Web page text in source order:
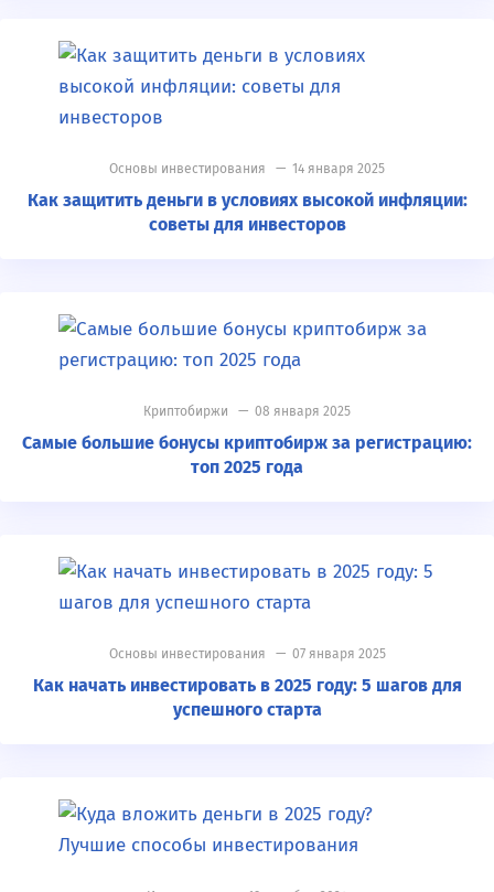
Основы инвестирования — 14 января 2025
Как защитить деньги в условиях высокой инфляции:
советы для инвесторов
Криптобиржи — 08 января 2025
Самые большие бонусы криптобирж за регистрацию:
топ 2025 года
Основы инвестирования — 07 января 2025
Как начать инвестировать в 2025 году: 5 шагов для
успешного старта